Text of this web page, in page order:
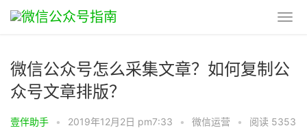
微信公众号怎么采集文章？如何复制公
众号文章排版？
壹伴助手 • 2019年12月2日 pm7:33 • 微信运营 • 阅读 5353